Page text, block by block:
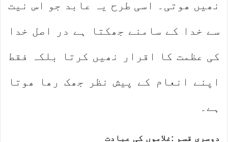
نھیں ھوتی۔ اسی طرح یہ عابد جو اس نیت
سے خدا کے سامنے جھکتا ہے در اصل خدا
کی عظمت کا اقرار نھیں کرتا بلکہ فقط
اپنے انعام کے پیش نظر جھک رھا ھوتا
ہے۔
دوسری قسم :غلاموں کی عبادت